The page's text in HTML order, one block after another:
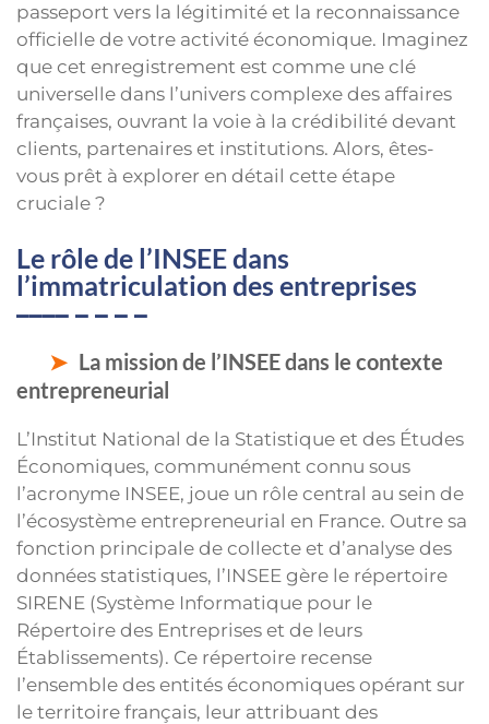
passeport vers la légitimité et la reconnaissance
officielle de votre activité économique. Imaginez
que cet enregistrement est comme une clé
universelle dans l’univers complexe des affaires
françaises, ouvrant la voie à la crédibilité devant
clients, partenaires et institutions. Alors, êtes-
vous prêt à explorer en détail cette étape
cruciale ?
Le rôle de l’INSEE dans
l’immatriculation des entreprises
La mission de l’INSEE dans le contexte
entrepreneurial
L’Institut National de la Statistique et des Études
Économiques, communément connu sous
l’acronyme INSEE, joue un rôle central au sein de
l’écosystème entrepreneurial en France. Outre sa
fonction principale de collecte et d’analyse des
données statistiques, l’INSEE gère le répertoire
SIRENE (Système Informatique pour le
Répertoire des Entreprises et de leurs
Établissements). Ce répertoire recense
l’ensemble des entités économiques opérant sur
le territoire français, leur attribuant des